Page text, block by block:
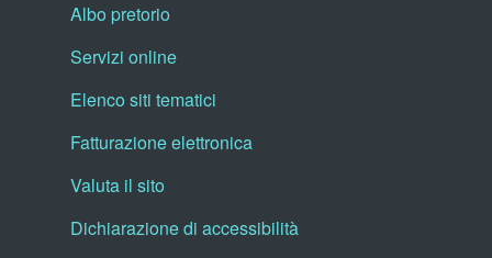
Albo pretorio
Servizi online
Elenco siti tematici
Fatturazione elettronica
Valuta il sito
Dichiarazione di accessibilità